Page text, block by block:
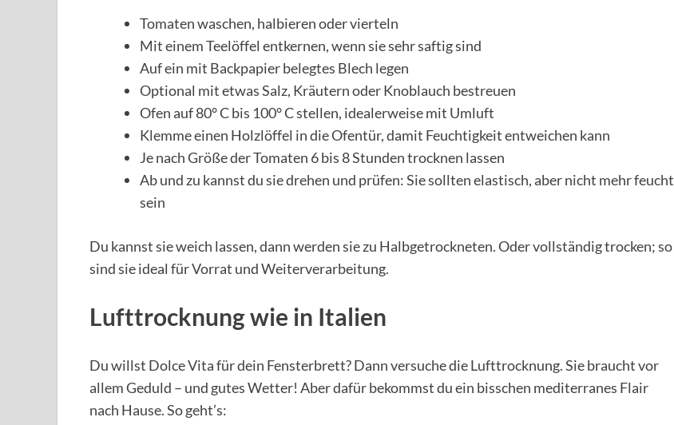
Tomaten waschen, halbieren oder vierteln
Mit einem Teelöffel entkernen, wenn sie sehr saftig sind
Auf ein mit Backpapier belegtes Blech legen
Optional mit etwas Salz, Kräutern oder Knoblauch bestreuen
Ofen auf 80° C bis 100° C stellen, idealerweise mit Umluft
Klemme einen Holzlöffel in die Ofentür, damit Feuchtigkeit entweichen kann
Je nach Größe der Tomaten 6 bis 8 Stunden trocknen lassen
Ab und zu kannst du sie drehen und prüfen: Sie sollten elastisch, aber nicht mehr feucht
sein
Du kannst sie weich lassen, dann werden sie zu Halbgetrockneten. Oder vollständig trocken; so
sind sie ideal für Vorrat und Weiterverarbeitung.
Lufttrocknung wie in Italien
Du willst Dolce Vita für dein Fensterbrett? Dann versuche die Lufttrocknung. Sie braucht vor
allem Geduld – und gutes Wetter! Aber dafür bekommst du ein bisschen mediterranes Flair
nach Hause. So geht’s: